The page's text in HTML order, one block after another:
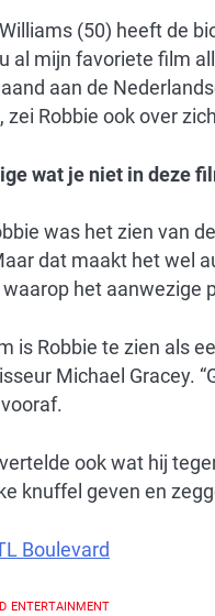
(50) heeft de
al mijn favoriete film
aan de
zei Robbie ook over
wat je niet in deze
was het zien van
dat maakt het wel
waarop het aanwezige
is Robbie te zien als
Michael Gracey.
ook wat hij
knuffel geven en
Boulevard
ENTERTAINMENT